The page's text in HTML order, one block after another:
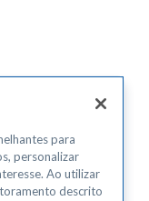
para
personalizar
Ao utilizar
descrito